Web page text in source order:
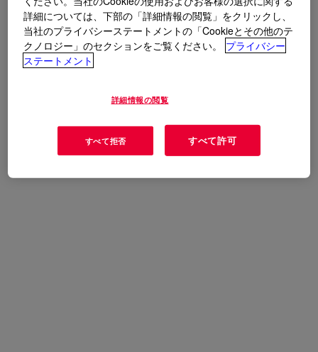
詳細については、下部の「詳細情報の閲覧」をクリックし、
当社のプライバシーステートメントの「Cookieとその他のテ
クノロジー」のセクションをご覧ください。
プライバシー
ステートメント
詳細情報の閲覧
すべて拒否 すべて許可